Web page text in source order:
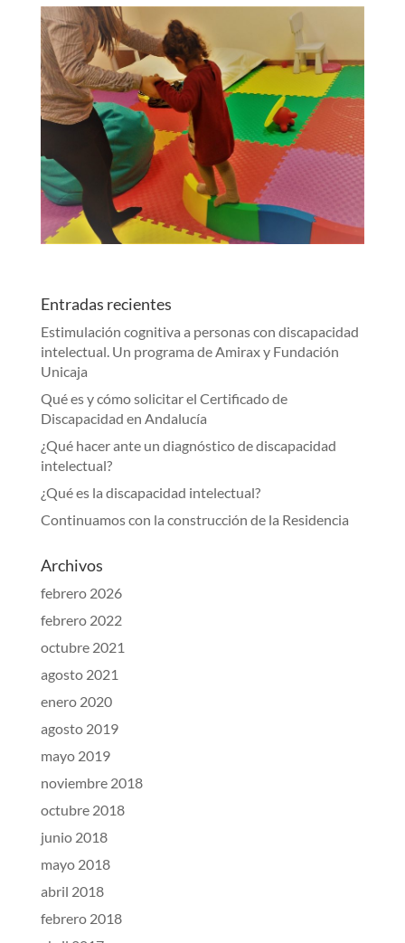
Entradas recientes
Estimulación cognitiva a personas con discapacidad
intelectual. Un programa de Amirax y Fundación
Unicaja
Qué es y cómo solicitar el Certificado de
Discapacidad en Andalucía
¿Qué hacer ante un diagnóstico de discapacidad
intelectual?
¿Qué es la discapacidad intelectual?
Continuamos con la construcción de la Residencia
Archivos
febrero 2026
febrero 2022
octubre 2021
agosto 2021
enero 2020
agosto 2019
mayo 2019
noviembre 2018
octubre 2018
junio 2018
mayo 2018
abril 2018
febrero 2018